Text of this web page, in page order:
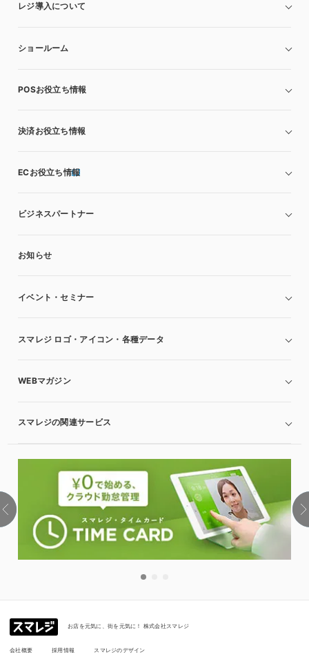
レジ導入について
ショールーム
POSお役立ち情報
決済お役立ち情報
ECお役立ち情報
ビジネスパートナー
お知らせ
イベント・セミナー
スマレジ ロゴ・アイコン・各種データ
WEBマガジン
スマレジの関連サービス
お店を元気に、街を元気に！ 株式会社スマレジ
会社概要 採用情報 スマレジのデザイン